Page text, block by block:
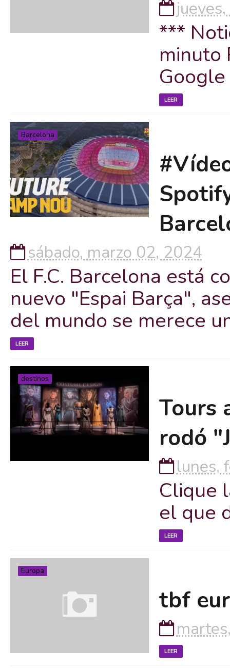
***
minuto
Google
LEER
Barcelona
sábado, marzo 02, 2024
El F.C. Barcelona está
nuevo "Espai Barça",
del mundo se merece
LEER
destinos
Tours
rodó
lunes,
Clique
el que
LEER
Europa
tbf
LEER